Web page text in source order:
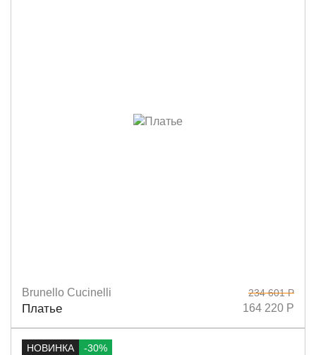
Размеры
Brunello Cucinelli
Платье
234 601 Р
164 220 Р
НОВИНКА -30%